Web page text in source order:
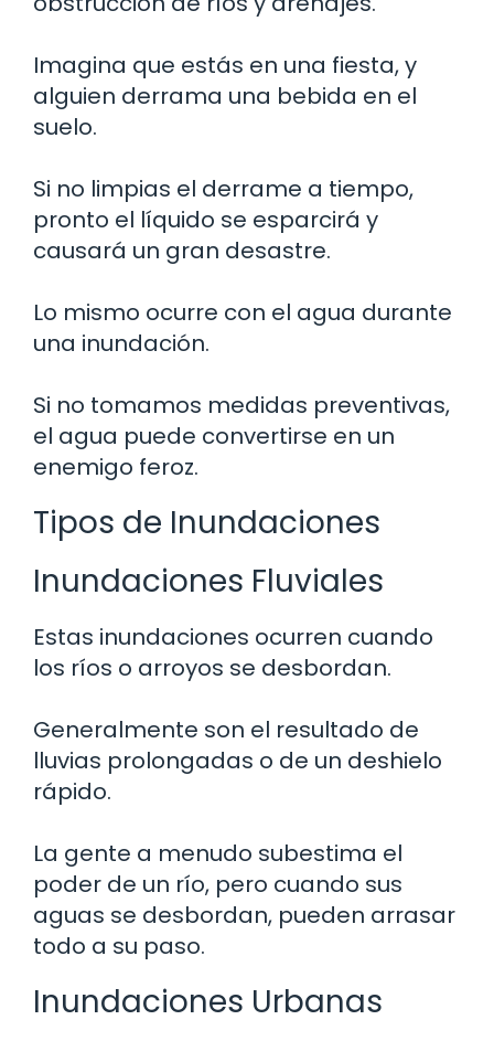
Imagina que estás en una fiesta, y
alguien derrama una bebida en el
suelo.
Si no limpias el derrame a tiempo,
pronto el líquido se esparcirá y
causará un gran desastre.
Lo mismo ocurre con el agua durante
una inundación.
Si no tomamos medidas preventivas,
el agua puede convertirse en un
enemigo feroz.
Tipos de Inundaciones
Inundaciones Fluviales
Estas inundaciones ocurren cuando
los ríos o arroyos se desbordan.
Generalmente son el resultado de
lluvias prolongadas o de un deshielo
rápido.
La gente a menudo subestima el
poder de un río, pero cuando sus
aguas se desbordan, pueden arrasar
todo a su paso.
Inundaciones Urbanas